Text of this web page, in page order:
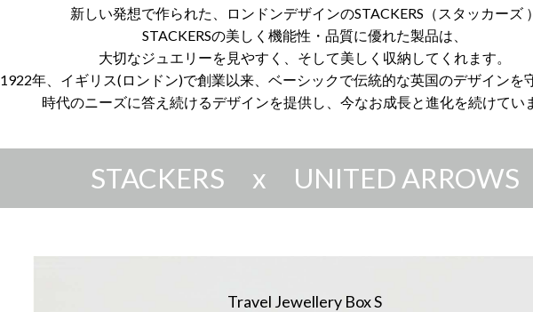
新しい発想で作られた、ロンドンデザインのSTACKERS（スタッカーズ ）
STACKERSの美しく機能性・品質に優れた製品は、
大切なジュエリーを見やすく、そして美しく収納してくれます。
1922年、イギリス(ロンドン)で創業以来、ベーシックで伝統的な英国のデザインを
時代のニーズに答え続けるデザインを提供し、今なお成長と進化を続けてい
STACKERS x UNITED ARROWS
Travel Jewellery Box S